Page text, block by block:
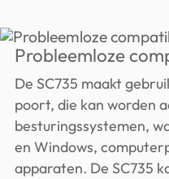
Probleemloze
De SC735 maakt
poort, die kan worden
besturingssystemen,
en Windows,
apparaten. De SC735